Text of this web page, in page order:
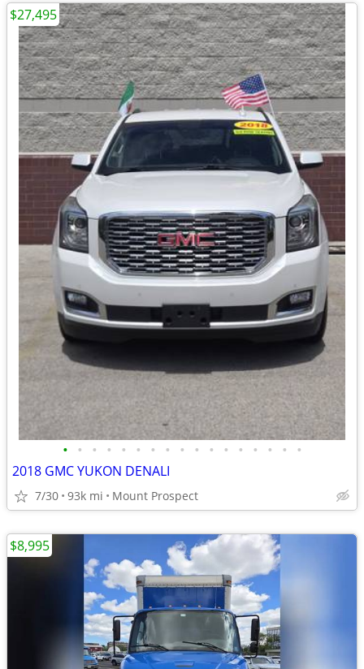
• • • • • • • • • • • • • • • • •
2018 GMC YUKON DENALI
7/30 93k mi Mount Prospect
$27,495
$8,995